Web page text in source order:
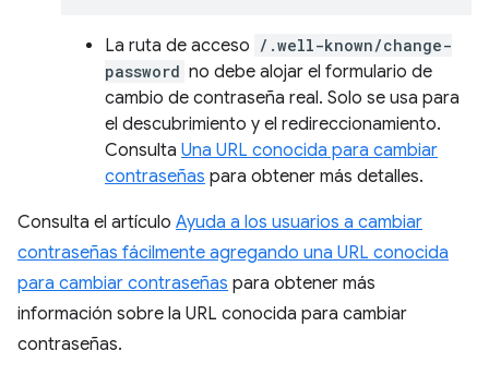
La ruta de acceso /.well-known/change-
password no debe alojar el formulario de
cambio de contraseña real. Solo se usa para
el descubrimiento y el redireccionamiento.
Consulta Una URL conocida para cambiar
contraseñas para obtener más detalles.
Consulta el artículo Ayuda a los usuarios a cambiar
contraseñas fácilmente agregando una URL conocida
para cambiar contraseñas para obtener más
información sobre la URL conocida para cambiar
contraseñas.